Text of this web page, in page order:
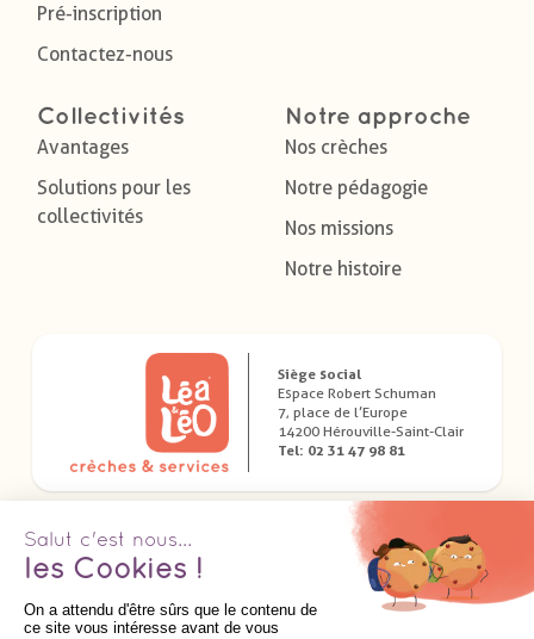
Pré-inscription
Contactez-nous
Collectivités
Avantages
Solutions pour les
collectivités
Notre approche
Nos crèches
Notre pédagogie
Nos missions
Notre histoire
Siège social
Espace Robert Schuman
7, place de l’Europe
14200 Hérouville-Saint-Clair
Tel: 02 31 47 98 81
Télécharger nos applications dédiées